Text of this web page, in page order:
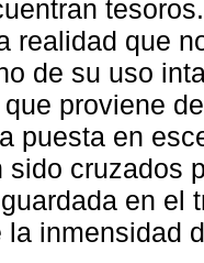
realidad que
de su uso
proviene
puesta en
sido cruzados
en el
la inmensidad